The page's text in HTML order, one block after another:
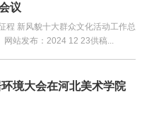
议
程 新风貌十大群众文化活动工作总
站发布：2024 12 23供稿...
境大会在河北美术学院